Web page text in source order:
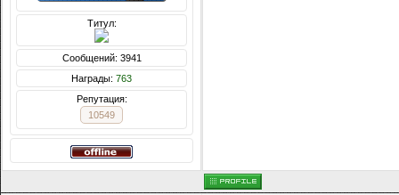
Титул:
Сообщений: 3941
Награды: 763
Репутация:
10549